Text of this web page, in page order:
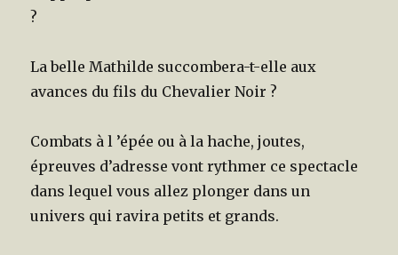
?
La belle Mathilde succombera-t-elle aux
avances du fils du Chevalier Noir ?
Combats à l ’épée ou à la hache, joutes,
épreuves d’adresse vont rythmer ce spectacle
dans lequel vous allez plonger dans un
univers qui ravira petits et grands.